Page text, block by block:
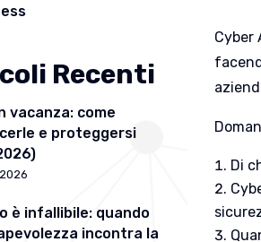
Recenti
vacanza: come
e proteggersi
è infallibile: quando
incontra la
Cyber
Di